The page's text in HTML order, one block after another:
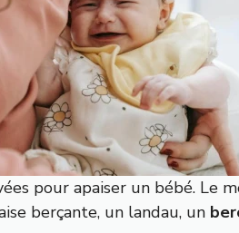
pour apaiser un bébé. Le
berçante, un landau, un